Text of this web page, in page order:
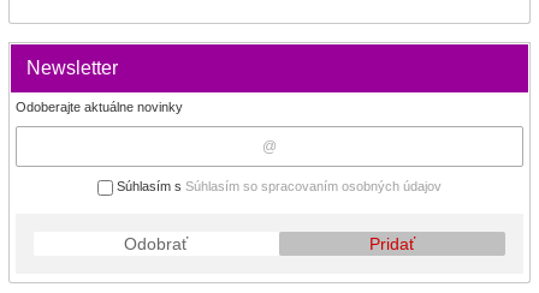
Newsletter
Odoberajte aktuálne novinky
Súhlasím s Súhlasím so spracovaním osobných údajov
Odobrať Pridať